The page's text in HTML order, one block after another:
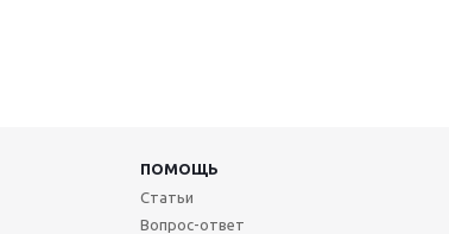
ПОМОЩЬ
Статьи
Вопрос-ответ